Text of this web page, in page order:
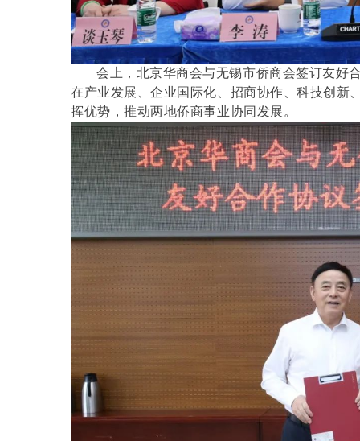
会上，北京华商会与无锡市侨商会签订友好
在产业发展、企业国际化、招商协作、科技创新
挥优势，推动两地侨商事业协同发展。